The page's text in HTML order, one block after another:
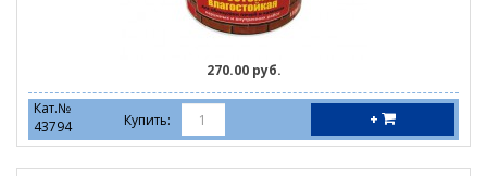
270.00 руб.
Кат.№
43794
Купить: +